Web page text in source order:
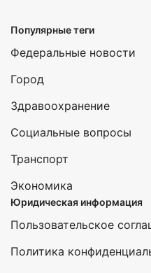
Популярные теги
Федеральные новости
Город
Здравоохранение
Социальные вопросы
Транспорт
Экономика
Юридическая информация
Пользовательское
Политика